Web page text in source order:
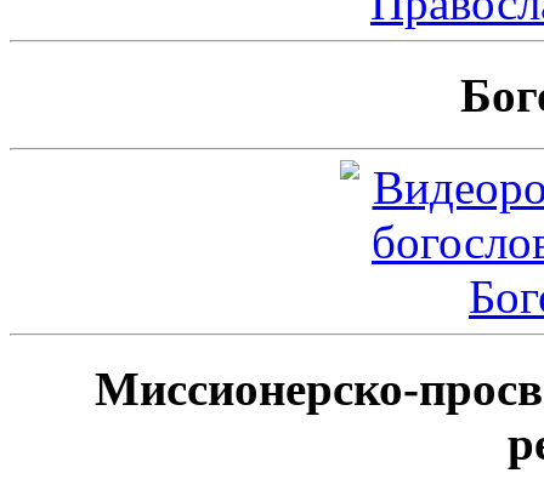
Миссионерско-